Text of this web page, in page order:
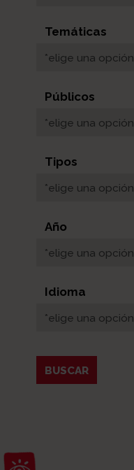
Abrir barra de herramientas
Temáticas
*elige una opción
Públicos
*elige una opción
Tipos
*elige una opción
Año
*elige una opción
Idioma
*elige una opción